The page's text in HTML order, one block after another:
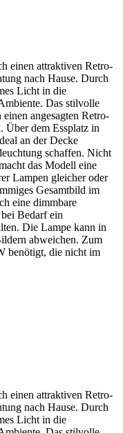
einen attraktiven Retro-
nach Hause. Durch
Licht in die
Das stilvolle
angesagten Retro-
Über dem Essplatz in
an der Decke
schaffen. Nicht
das Modell eine
Lampen gleicher oder
Gesamtbild im
eine dimmbare
Bedarf ein
Die Lampe kann in
abweichen. Zum
benötigt, die nicht im
einen attraktiven Retro-
nach Hause. Durch
Licht in die